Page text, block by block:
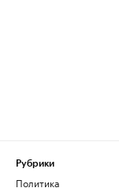
Рубрики
Политика